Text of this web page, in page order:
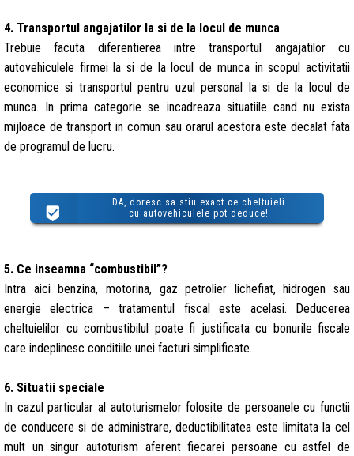
4. Transportul angajatilor la si de la locul de munca
Trebuie facuta diferentierea intre transportul angajatilor cu
autovehiculele firmei la si de la locul de munca in scopul activitatii
economice si transportul pentru uzul personal la si de la locul de
munca. In prima categorie se incadreaza situatiile cand nu exista
mijloace de transport in comun sau orarul acestora este decalat fata
de programul de lucru.
DA, doresc sa stiu exact ce cheltuieli
cu autovehiculele pot deduce!
5. Ce inseamna “combustibil”?
Intra aici benzina, motorina, gaz petrolier lichefiat, hidrogen sau
energie electrica – tratamentul fiscal este acelasi. Deducerea
cheltuielilor cu combustibilul poate fi justificata cu bonurile fiscale
care indeplinesc conditiile unei facturi simplificate.
6. Situatii speciale
In cazul particular al autoturismelor folosite de persoanele cu functii
de conducere si de administrare, deductibilitatea este limitata la cel
mult un singur autoturism aferent fiecarei persoane cu astfel de